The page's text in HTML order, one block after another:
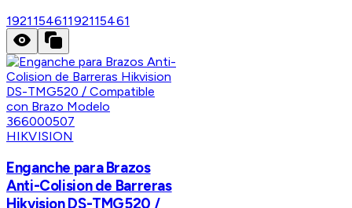
192115461192115461
HIKVISION
Enganche para Brazos
Anti-Colision de Barreras
Hikvision DS-TMG520 /